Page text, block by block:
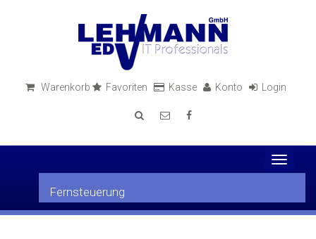
Warenkorb Favoriten Kasse Konto Login
Toggle
Fernsteuerung